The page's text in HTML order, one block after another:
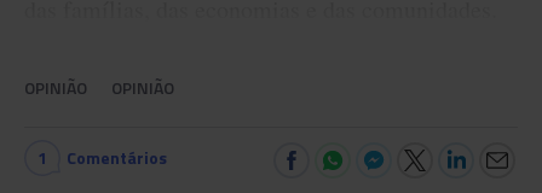
OPINIÃO OPINIÃO
1 Comentários